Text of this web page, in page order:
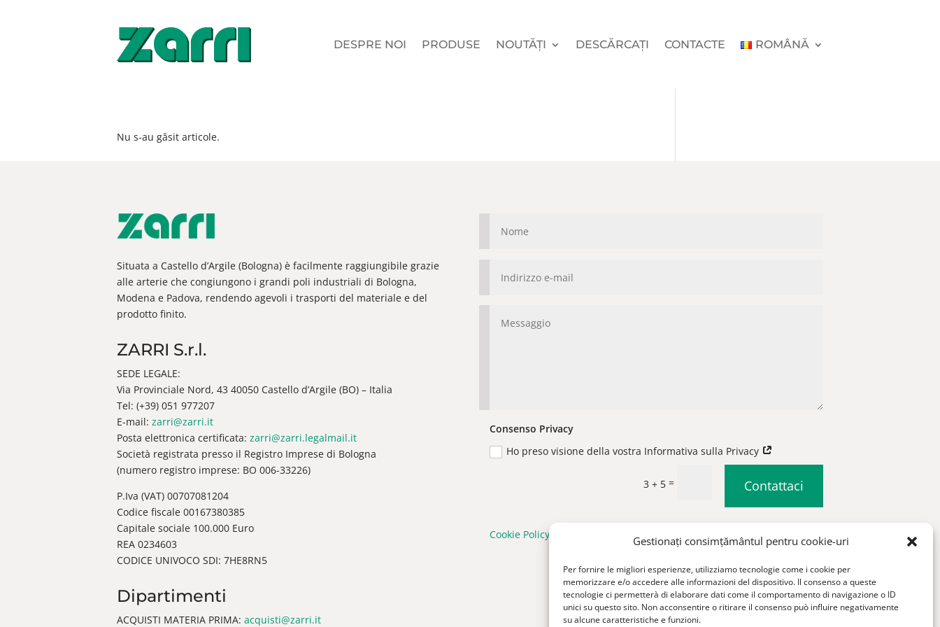
Gestionați consimțământul pentru cookie-uri
Per fornire le migliori esperienze, utilizziamo tecnologie come i cookie per
memorizzare e/o accedere alle informazioni del dispositivo. Il consenso a queste
tecnologie ci permetterà di elaborare dati come il comportamento di navigazione o ID
unici su questo sito. Non acconsentire o ritirare il consenso può influire negativamente
su alcune caratteristiche e funzioni.
DESPRE NOI PRODUSE NOUTĂȚI DESCĂRCAȚI CONTACTE ROMÂNĂ
Nu s-au găsit articole.
Situata a Castello d’Argile (Bologna) è facilmente raggiungibile grazie
alle arterie che congiungono i grandi poli industriali di Bologna,
Modena e Padova, rendendo agevoli i trasporti del materiale e del
prodotto finito.
ZARRI S.r.l.
SEDE LEGALE:
Via Provinciale Nord, 43 40050 Castello d’Argile (BO) – Italia
Tel: (+39) 051 977207
E-mail: zarri@zarri.it
Posta elettronica certificata: zarri@zarri.legalmail.it
Società registrata presso il Registro Imprese di Bologna
(numero registro imprese: BO 006-33226)
P.Iva (VAT) 00707081204
Codice fiscale 00167380385
Capitale sociale 100.000 Euro
REA 0234603
CODICE UNIVOCO SDI: 7HE8RN5
Dipartimenti
ACQUISTI MATERIA PRIMA: acquisti@zarri.it
Consenso Privacy
Ho preso visione della vostra Informativa sulla Privacy
3 + 5= Contattaci
Cookie Policy Condizioni generali di vendita